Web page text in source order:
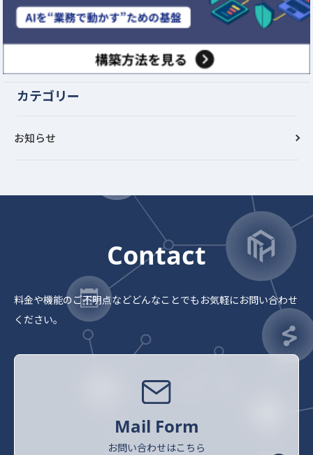
カテゴリー
お知らせ
Contact
料金や機能のご不明点などどんなことでもお気軽にお問い合わせ
ください。
Mail Form
お問い合わせはこちら